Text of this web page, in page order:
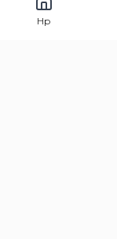
Нүүр